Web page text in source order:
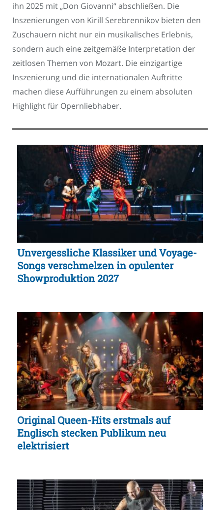
ihn 2025 mit „Don Giovanni“ abschließen. Die
Inszenierungen von Kirill Serebrennikov bieten den
Zuschauern nicht nur ein musikalisches Erlebnis,
sondern auch eine zeitgemäße Interpretation der
zeitlosen Themen von Mozart. Die einzigartige
Inszenierung und die internationalen Auftritte
machen diese Aufführungen zu einem absoluten
Highlight für Opernliebhaber.
Unvergessliche Klassiker und Voyage-
Songs verschmelzen in opulenter
Showproduktion 2027
Original Queen-Hits erstmals auf
Englisch stecken Publikum neu
elektrisiert